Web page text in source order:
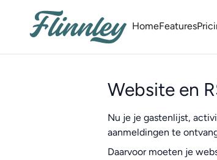
HomeFeatures
Website en
Nu je je gastenlijst,
aanmeldingen te
Daarvoor moeten je